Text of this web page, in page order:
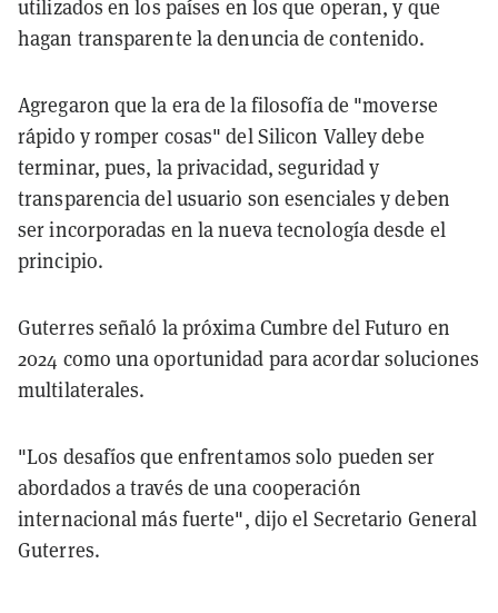
utilizados en los países en los que operan, y que
hagan transparente la denuncia de contenido.
Agregaron que la era de la filosofía de "moverse
rápido y romper cosas" del Silicon Valley debe
terminar, pues, la privacidad, seguridad y
transparencia del usuario son esenciales y deben
ser incorporadas en la nueva tecnología desde el
principio.
Guterres señaló la próxima Cumbre del Futuro en
2024 como una oportunidad para acordar soluciones
multilaterales.
"Los desafíos que enfrentamos solo pueden ser
abordados a través de una cooperación
internacional más fuerte", dijo el Secretario General
Guterres.